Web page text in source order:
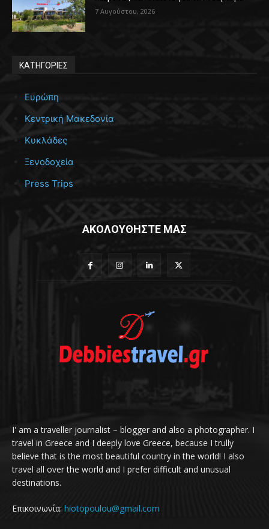
7 Αυγούστου, 2026
ΚΑΤΗΓΟΡΙΕΣ
Ευρώπη
Κεντρική Μακεδονία
Κυκλάδες
Ξενοδοχεία
Press Trips
ΑΚΟΛΟΥΘΗΣΤΕ ΜΑΣ
I' am a traveller journalist – blogger and also a photographer. I
travel in Greece and I deeply love Greece, because I trully
believe that is the most beautiful country in the world! I also
travel all over the world and I prefer difficult and unusual
destinations.
Επικοινωνία: hiotopoulou@gmail.com